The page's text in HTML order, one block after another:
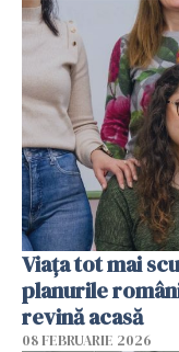
Viața tot mai
planurile
revină acasă
08 FEBRUARIE 2026